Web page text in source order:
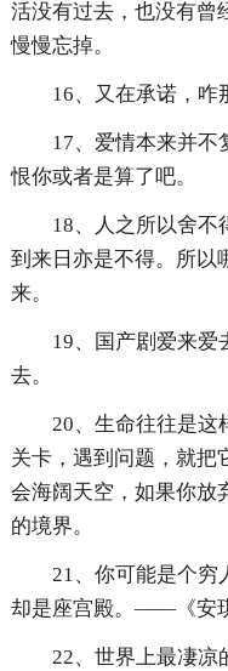
活没有过去，也没有曾
慢慢忘掉。
16、又在承诺，咋
17、爱情本来并不
恨你或者是算了吧。
18、人之所以舍不
到来日亦是不得。所以
来。
19、国产剧爱来爱
去。
20、生命往往是这
关卡，遇到问题，就把
会海阔天空，如果你放
的境界。
21、你可能是个穷
却是座宫殿。——《安
22、世界上最凄凉